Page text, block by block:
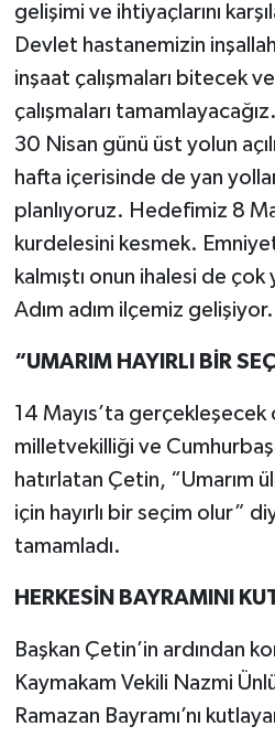
gelişimi ve ihtiyaçlarını
Devlet hastanemizin
inşaat çalışmaları bitecek
çalışmaları
30 Nisan günü üst yolun
hafta içerisinde de yan
planlıyoruz. Hedefimiz 8
kurdelesini kesmek.
kalmıştı onun ihalesi de çok
Adım adım ilçemiz
“UMARIM HAYIRLI BİR
14 Mayıs’ta
milletvekilliği ve
hatırlatan Çetin, “Umarım
için hayırlı bir seçim olur”
tamamladı.
HERKESİN BAYRAMINI
Başkan Çetin’in ardından
Kaymakam Vekili Nazmi
Ramazan Bayramı’nı